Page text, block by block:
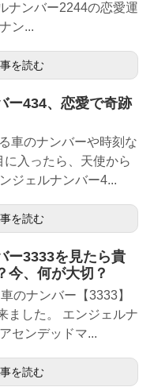
ナンバー2244の恋愛運
ン...
を読む
ー434、恋愛で奇跡
車のナンバーや時刻な
に入ったら、天使から
ジェルナンバー4...
を読む
ー3333を見たら貴
今、何が大切？
のナンバー【3333】
ました。 エンジェルナ
センデッドマ...
を読む